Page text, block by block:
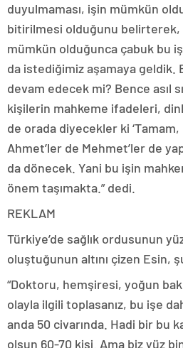
duyulmaması, işin mümkün
bitirilmesi olduğunu belirterek,
mümkün olduğunca çabuk bu
da istediğimiz aşamaya geldik.
devam edecek mi? Bence asıl
kişilerin mahkeme ifadeleri,
de orada diyecekler ki ‘Tamam,
Ahmet’ler de Mehmet’ler de
da dönecek. Yani bu işin
önem taşımakta.” dedi.
REKLAM
Türkiye’de sağlık ordusunun
oluştuğunun altını çizen Esin,
“Doktoru, hemşiresi, yoğun
olayla ilgili toplasanız, bu işe
anda 50 civarında. Hadi bir bu
olsun 60-70 kişi. Ama biz yüz